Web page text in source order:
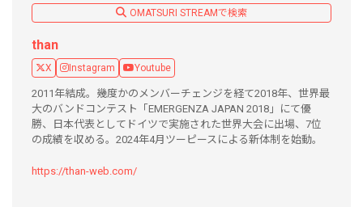
OMATSURI STREAMで検索
than
X Instagram Youtube
2011年結成。幾度かのメンバーチェンジを経て2018年、世界最
大のバンドコンテスト「EMERGENZA JAPAN 2018」にて優
勝、日本代表としてドイツで実施された世界大会に出場、7位
の成績を収める。2024年4月ツーピースによる新体制を始動。
https://than-web.com/